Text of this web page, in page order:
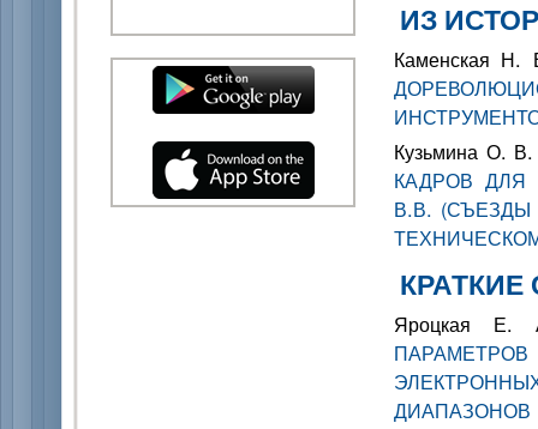
ИЗ
Каменская
Кузьмина О.
КАДРОВ ДЛЯ
В.В.
Яроцкая
ДИАПАЗОНОВ